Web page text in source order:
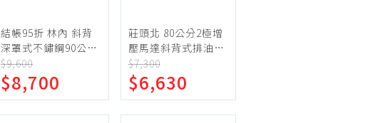
寵物飼料、寵物用品
自行車、電動車系列
機車專區
機車部品百貨
汽車百貨
教具、童書、美勞
家庭護理 、銀髮生活
結帳95折 林內 斜背
深罩式不鏽鋼90公分
高速排油煙機(全省安
裝).【RH-9190】
$9,600
$8,700
莊頭北 80公分2極增
壓馬達斜背式排油煙
機(全省安裝)【TR-
5397SL】
$7,300
$6,630